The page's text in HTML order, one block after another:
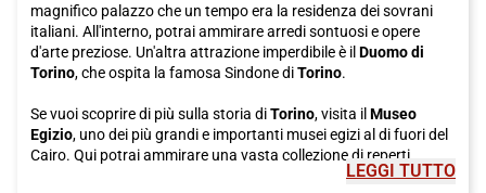
magnifico palazzo che un tempo era la residenza dei sovrani
italiani. All'interno, potrai ammirare arredi sontuosi e opere
d'arte preziose. Un'altra attrazione imperdibile è il Duomo di
Torino, che ospita la famosa Sindone diTorino.
Se vuoi scoprire di più sulla storia diTorino, visita il Museo
Egizio, uno dei più grandi e importanti musei egizi al di fuori del
Cairo. Qui potrai ammirare una vasta collezione di reperti
antichi, tra cui mummie e tesori dei faraoni. Un'altra tappa
LEGGI TUTTO